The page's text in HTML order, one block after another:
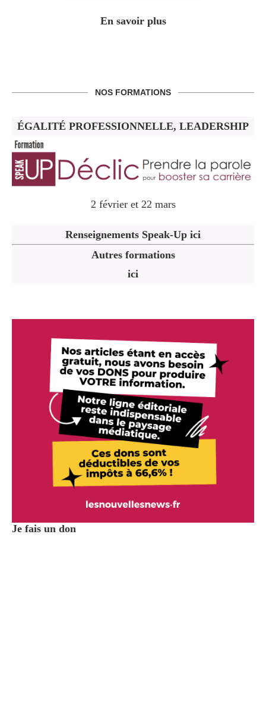
En savoir plus
NOS FORMATIONS
ÉGALITÉ PROFESSIONNELLE, LEADERSHIP
2 février et 22 mars
Renseignements Speak-Up ici
Autres formations
ici
Je fais un don